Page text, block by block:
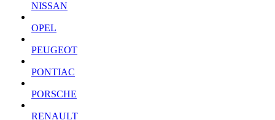
NISSAN
OPEL
PEUGEOT
PONTIAC
PORSCHE
RENAULT